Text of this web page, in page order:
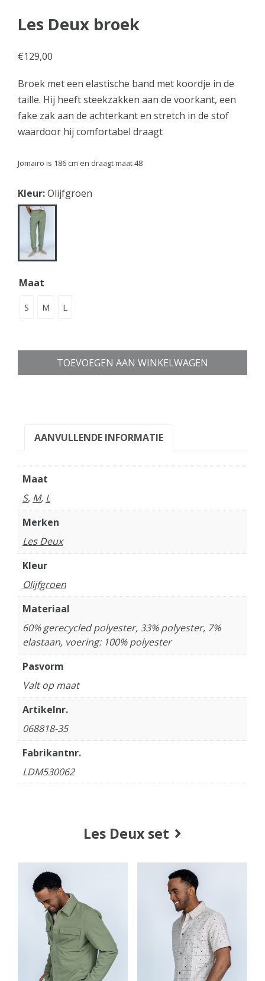
Les Deux broek
€129,00
Broek met een elastische band met koordje in de
taille. Hij heeft steekzakken aan de voorkant, een
fake zak aan de achterkant en stretch in de stof
waardoor hij comfortabel draagt
Jomairo is 186 cm en draagt maat 48
Kleur:Olijfgroen
Maat
S M L
TOEVOEGEN AAN WINKELWAGEN
AANVULLENDE INFORMATIE
Maat
S, M, L
Merken
Les Deux
Kleur
Olijfgroen
Materiaal
60% gerecycled polyester, 33% polyester, 7%
elastaan, voering: 100% polyester
Pasvorm
Valt op maat
Artikelnr.
068818-35
Fabrikantnr.
LDM530062
Les Deux set